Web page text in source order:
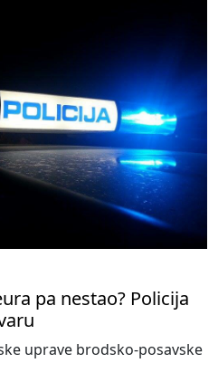
pa nestao? Policija
uprave brodsko-posavske